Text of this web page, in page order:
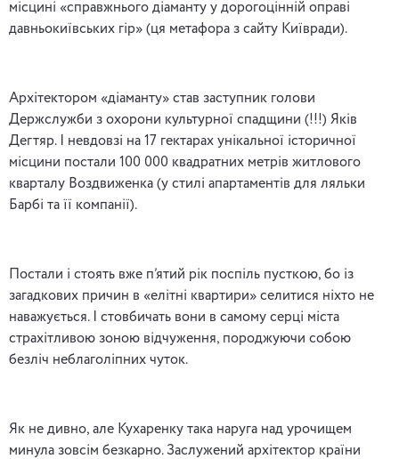
місцині «справжнього діаманту у дорогоцінній оправі
давньокиївських гір» (ця метафора з сайту Київради).
Архітектором «діаманту» став заступник голови
Держслужби з охорони культурної спадщини (!!!) Яків
Дегтяр. І невдовзі на 17 гектарах унікальної історичної
місцини постали 100 000 квадратних метрів житлового
кварталу Воздвиженка (у стилі апартаментів для ляльки
Барбі та її компанії).
Постали і стоять вже п’ятий рік поспіль пусткою, бо із
загадкових причин в «елітні квартири» селитися ніхто не
наважується. І стовбичать вони в самому серці міста
страхітливою зоною відчуження, породжуючи собою
безліч неблаголіпних чуток.
Як не дивно, але Кухаренку така наруга над урочищем
минула зовсім безкарно. Заслужений архітектор країни